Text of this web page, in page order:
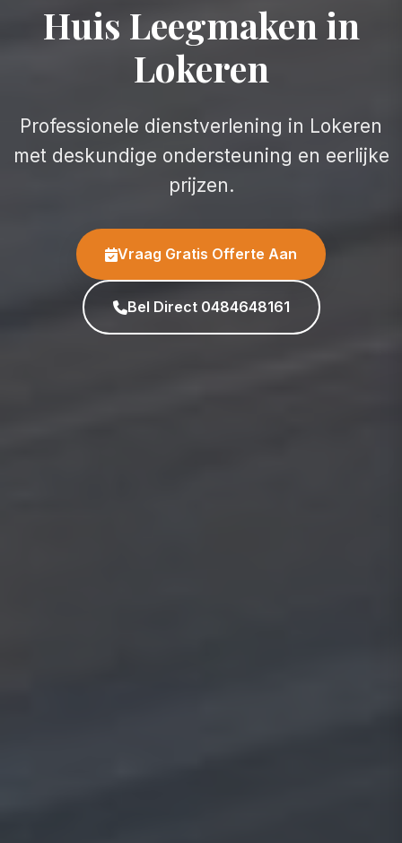
Huis Leegmaken in
Lokeren
Professionele dienstverlening in Lokeren
met deskundige ondersteuning en eerlijke
prijzen.
Vraag Gratis Offerte Aan
Bel Direct 0484648161